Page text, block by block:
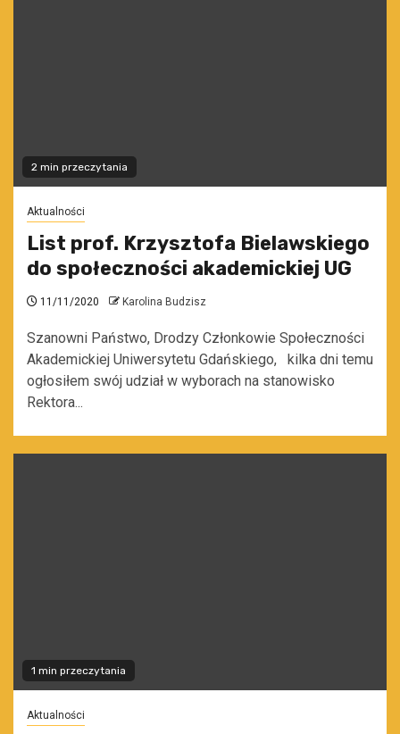
2 min przeczytania
Aktualności
List prof. Krzysztofa Bielawskiego
do społeczności akademickiej UG
11/11/2020 Karolina Budzisz
Szanowni Państwo, Drodzy Członkowie Społeczności
Akademickiej Uniwersytetu Gdańskiego, kilka dni temu
ogłosiłem swój udział w wyborach na stanowisko
Rektora...
1 min przeczytania
Aktualności